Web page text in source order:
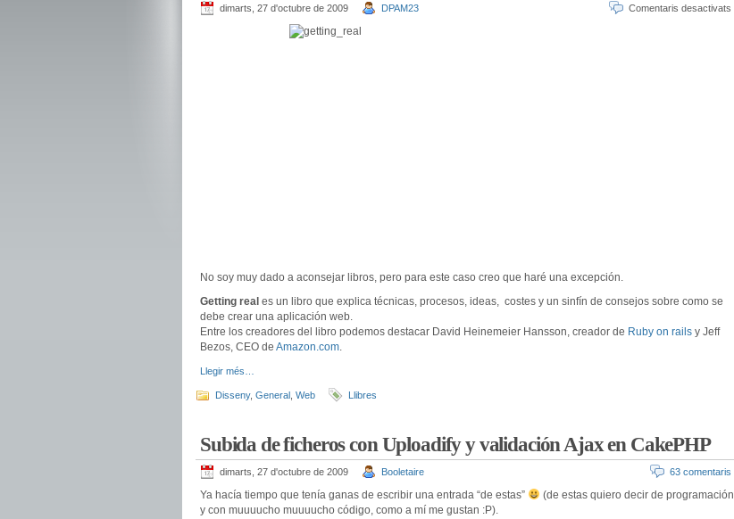
dimarts, 27 d'octubre de 2009 DPAM23 Comentaris desactivats
No soy muy dado a aconsejar libros, pero para este caso creo que haré una excepción.
Getting real es un libro que explica técnicas, procesos, ideas, costes y un sinfín de consejos sobre como se
debe crear una aplicación web.
Entre los creadores del libro podemos destacar David Heinemeier Hansson, creador de Ruby on rails y Jeff
Bezos, CEO de Amazon.com.
Llegir més…
Disseny, General Web Llibres
Subida de ficheros con Uploadify y validación Ajax en CakePHP
dimarts, 27 d'octubre de 2009 Booletaire 63 comentaris
Ya hacía tiempo que tenía ganas de escribir una entrada “de estas”
(de estas quiero decir de programación
y con muuuucho muuuucho código, como a mí me gustan :P).